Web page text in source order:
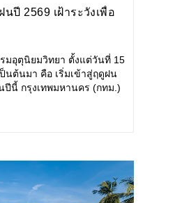
ปี 2569 เฝ้าระวังเพื่อ
มอุตุนิยมวิทยา ตั้งแต่วันที่ 15
นต้นมา คือ เริ่มเข้าสู่ฤดูฝน
ปีนี้ กรุงเทพมหานคร (กทม.)